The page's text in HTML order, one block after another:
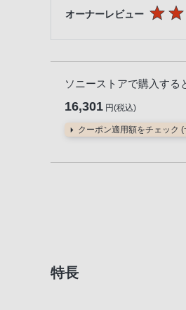
オーナーレビュー
ソニーストアで購入する
16,301 円(税込)
クーポン適用額をチェック
特長